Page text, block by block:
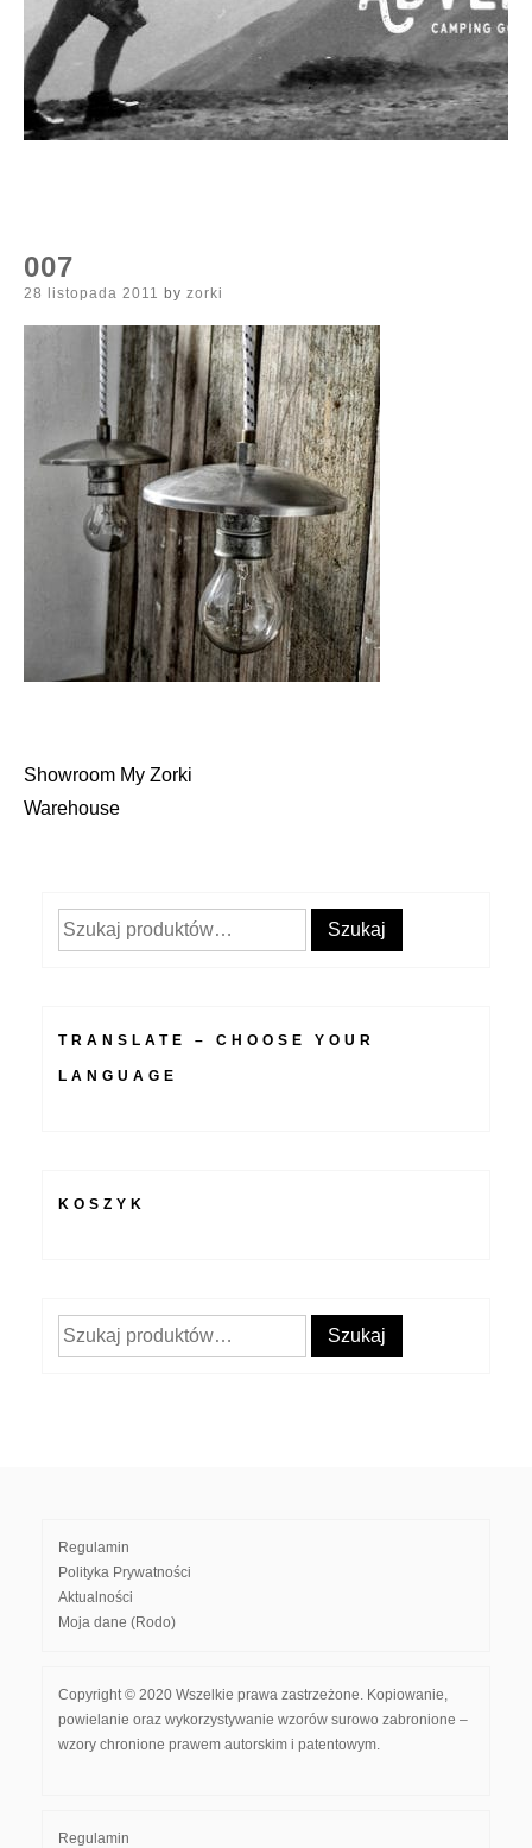
007
Posted
28 listopada 2011 by zorki
Nawigacja
Showroom My Zorki
Warehouse
Szukaj: Szukaj
TRANSLATE – CHOOSE YOUR
LANGUAGE
KOSZYK
Szukaj: Szukaj
Regulamin
Polityka Prywatności
Aktualności
Moja dane (Rodo)
Copyright © 2020 Wszelkie prawa zastrzeżone. Kopiowanie,
powielanie oraz wykorzystywanie wzorów surowo zabronione –
wzory chronione prawem autorskim i patentowym.
Regulamin